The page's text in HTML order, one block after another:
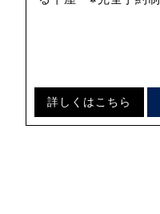
詳しくはこちら